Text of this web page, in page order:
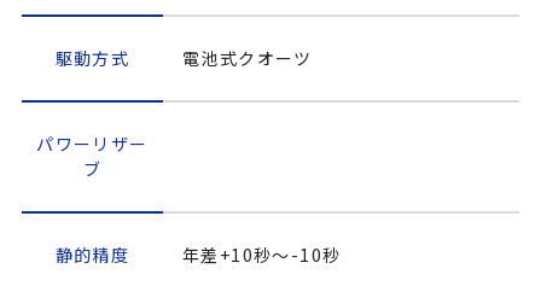
駆動方式 電池式クオーツ
パワーリザー
ブ
静的精度 年差+10秒～-10秒